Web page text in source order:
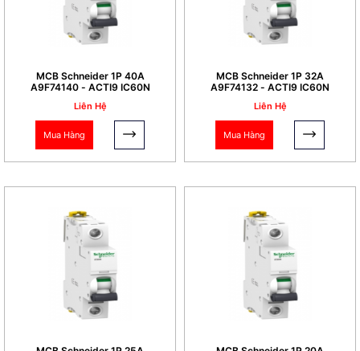
MCB Schneider 1P 40A
A9F74140 - ACTI9 IC60N
Liên Hệ
Mua Hàng
MCB Schneider 1P 32A
A9F74132 - ACTI9 IC60N
Liên Hệ
Mua Hàng